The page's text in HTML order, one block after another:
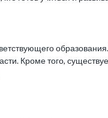
Кроме того,